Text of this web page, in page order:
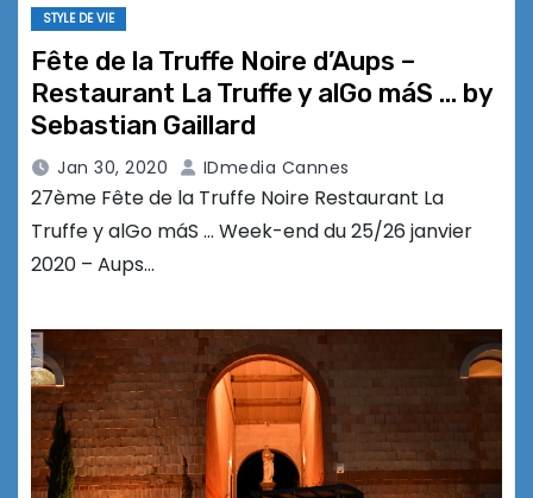
STYLE DE VIE
Fête de la Truffe Noire d’Aups –
Restaurant La Truffe y alGo máS … by
Sebastian Gaillard
Jan 30, 2020 IDmedia Cannes
27ème Fête de la Truffe Noire Restaurant La
Truffe y alGo máS … Week-end du 25/26 janvier
2020 – Aups…